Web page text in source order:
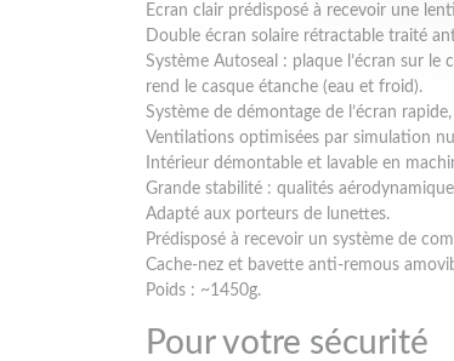
Ecran clair prédisposé à recevoir une
Double écran solaire rétractable traité
Système Autoseal : plaque l’écran sur
rend le casque étanche (eau et froid).
Système de démontage de l’écran
Ventilations optimisées par simulation
Intérieur démontable et lavable en
Grande stabilité : qualités
Adapté aux porteurs de lunettes.
Prédisposé à recevoir un système de
Cache-nez et bavette anti-remous
Poids : ~1450g.
Pour votre sécurité